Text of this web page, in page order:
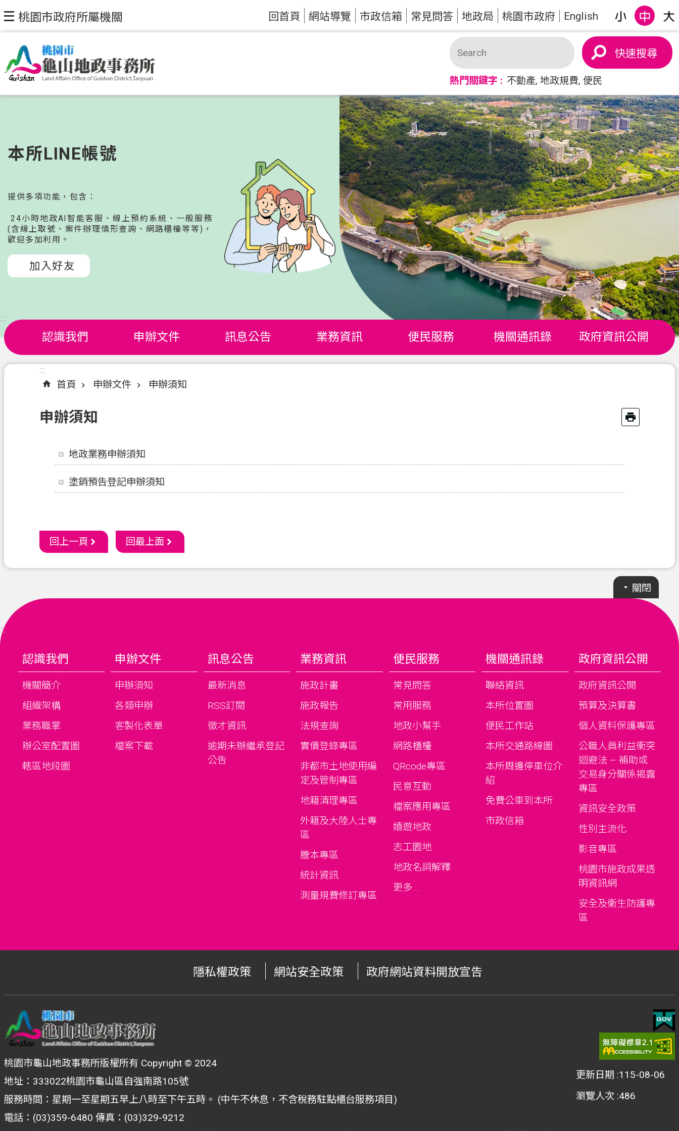
桃園市政府所屬機關 回首頁 網站導覽 市政信箱 常見問答 地政局 桃園市政府 English
搜尋
熱門關鍵字 不動產 地政規費 便民
本所LINE帳號
提供多項功能，包含：
24小時地政AI智能客服、線上預約系統、一般服務
(含線上取號、案件辦理情形查詢、網路櫃檯等等)，
歡迎多加利用。
加入好友
:::
認識我們 申辦文件 訊息公告 業務資訊 便民服務 機關通訊錄 政府資訊公開
:::
首頁
申辦文件 申辦須知
申辦須知
地政業務申辦須知
塗銷預告登記申辦須知
回上一頁 回最上面
關閉
:::
認識我們
機關簡介
組織架構
業務職掌
辦公室配置圖
轄區地段圖
申辦文件
申辦須知
各類申辦
客製化表單
檔案下載
訊息公告
最新消息
RSS訂閱
徵才資訊
逾期未辦繼承登記
公告
業務資訊
施政計畫
施政報告
法規查詢
實價登錄專區
非都市土地使用編
定及管制專區
地籍清理專區
外籍及大陸人士專
區
謄本專區
統計資訊
測量規費修訂專區
便民服務
常見問答
常用服務
地政小幫手
網路櫃檯
QRcode專區
民意互動
檔案應用專區
嬉遊地政
志工園地
地政名詞解釋
更多...
機關通訊錄
聯絡資訊
本所位置圖
便民工作站
本所交通路線圖
本所周邊停車位介
紹
免費公車到本所
市政信箱
政府資訊公開
政府資訊公開
預算及決算書
個人資料保護專區
公職人員利益衝突
迴避法 – 補助或
交易身分關係揭露
專區
資訊安全政策
性別主流化
影音專區
桃園市施政成果透
明資訊網
安全及衛生防護專
區
隱私權政策 網站安全政策 政府網站資料開放宣告
桃園市龜山地政事務所版權所有 Copyright © 2024
地址：333022桃園市龜山區自強南路105號
服務時間：星期一至星期五早上八時至下午五時。 (中午不休息，不含稅務駐點櫃台服務項目)
電話：(03)359-6480 傳真：(03)329-9212
更新日期 115-08-06
瀏覽人次 486